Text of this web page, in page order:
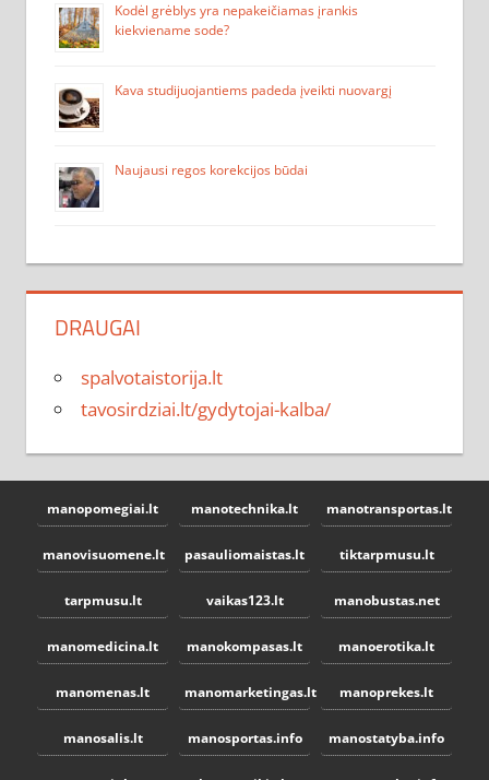
Kodėl grėblys yra nepakeičiamas įrankis
kiekviename sode?
Kava studijuojantiems padeda įveikti nuovargį
Naujausi regos korekcijos būdai
DRAUGAI
spalvotaistorija.lt
tavosirdziai.lt/gydytojai-kalba/
manopomegiai.lt manotechnika.lt manotransportas.lt
manovisuomene.lt pasauliomaistas.lt tiktarpmusu.lt
tarpmusu.lt vaikas123.lt manobustas.net
manomedicina.lt manokompasas.lt manoerotika.lt
manomenas.lt manomarketingas.lt manoprekes.lt
manosalis.lt manosportas.info manostatyba.info